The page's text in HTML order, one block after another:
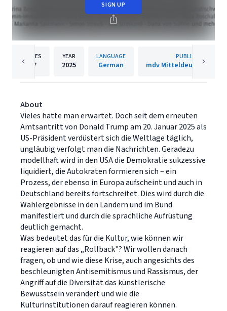
SIGN UP
PAGES
97
YEAR
2025
LANGUAGE
German
PUBLISHER
mdv Mitteldeutscher
About
Vieles hatte man erwartet. Doch seit dem erneuten
Amtsantritt von Donald Trump am 20. Januar 2025 als
US-Präsident verdüstert sich die Weltlage täglich,
ungläubig verfolgt man die Nachrichten. Geradezu
modellhaft wird in den USA die Demokratie sukzessive
liquidiert, die Autokraten formieren sich – ein
Prozess, der ebenso in Europa aufscheint und auch in
Deutschland bereits fortschreitet. Dies wird durch die
Wahlergebnisse in den Ländern und im Bund
manifestiert und durch die sprachliche Aufrüstung
deutlich gemacht.
Was bedeutet das für die Kultur, wie können wir
reagieren auf das „Rollback"? Wir wollen danach
fragen, ob und wie diese Krise, auch angesichts des
beschleunigten Antisemitismus und Rassismus, der
Angriff auf die Diversität das künstlerische
Bewusstsein verändert und wie die
Kulturinstitutionen darauf reagieren können.